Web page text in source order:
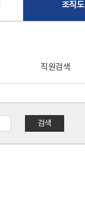
조직도
직원검색
검색